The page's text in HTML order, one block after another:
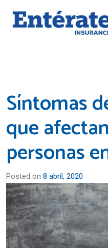
Síntomas
que
personas
Posted on 8 abril, 2020